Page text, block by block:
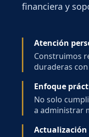
financiera y
Atención
Construimos
duraderas
Enfoque
No solo
a administrar